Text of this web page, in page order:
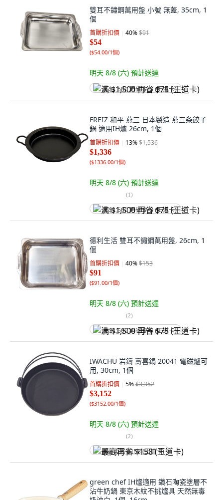
雙耳不鏽鋼萬用盤 小號 無蓋, 35cm, 1
個
首購折扣價 40%$91
$54
($54.00/1個)
明天 8/8 (六) 預計送達
满 $1,500 再省 $75 (王道卡)
FREIZ 和平 燕三 日本製造 燕三条餃子
鍋 適用IH爐 26cm, 1個
首購折扣價 13%$1,536
$1,336
($1336.00/1個)
明天 8/8 (六) 預計送達
(1)
满 $1,500 再省 $75 (王道卡)
德利生活 雙耳不鏽鋼萬用盤, 26cm, 1
個
首購折扣價 40%$153
$91
($91.00/1個)
明天 8/8 (六) 預計送達
(2)
满 $1,500 再省 $75 (王道卡)
IWACHU 岩鑄 壽喜鍋 20041 電磁爐可
用, 30cm, 1個
首購折扣價 5%$3,352
$3,152
($3152.00/1個)
明天 8/8 (六) 預計送達
(2)
最高再省 $158 (王道卡)
green chef IH爐適用 鑽石陶瓷塗層不
沾牛奶鍋 東京木紋不挑爐具 天然無毒